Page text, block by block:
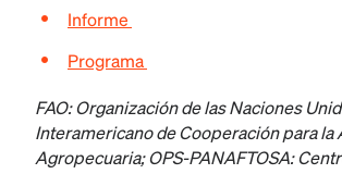
Informe
Programa
FAO: Organización de las Naciones
Interamericano de Cooperación para la
Agropecuaria;OPS-PANAFTOSA: